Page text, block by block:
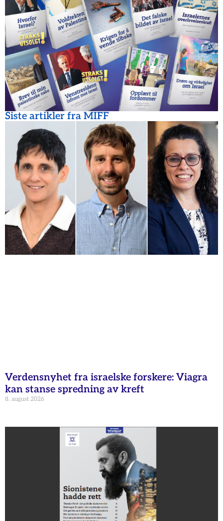
Siste artikler fra MIFF
Verdensnyhet fra israelske forskere: Viagra
kan stanse spredning av kreft
8. august 2026